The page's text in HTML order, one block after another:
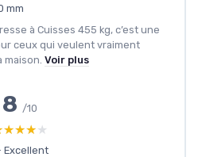
mm
à Cuisses 455 kg, c’est une
ceux qui veulent vraiment
Voir plus
8 /10
Excellent